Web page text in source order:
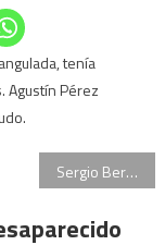
tenía
Pérez
Sergio Berni recorrió los boliches de Villa Gesell para controlar los operativos